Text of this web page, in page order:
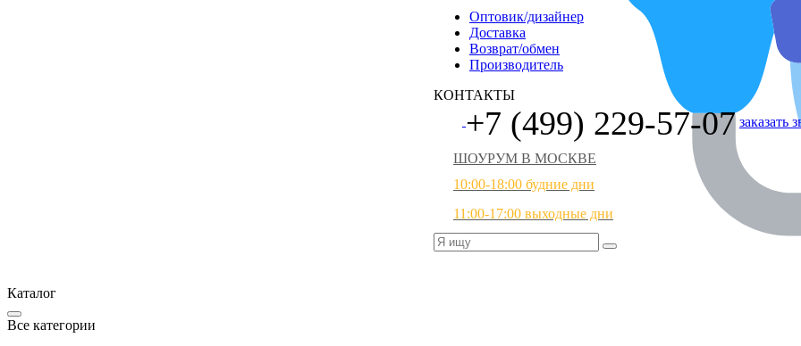
Оптовик/дизайнер
Доставка
Возврат/обмен
Производитель
КОНТАКТЫ
+7 (499) 229-57-07 заказать
ШОУРУМ В МОСКВЕ
10:00-18:00 будние дни
11:00-17:00 выходные дни
Каталог
Все категории